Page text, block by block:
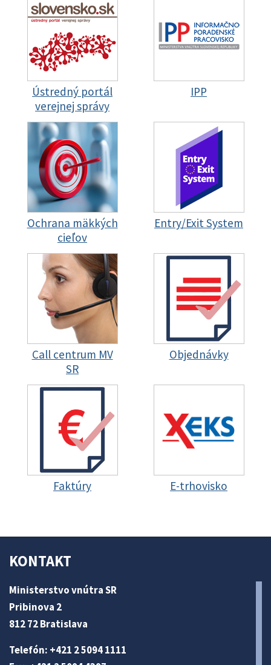
Ústredný portál
verejnej správy
IPP
Ochrana mäkkých
cieľov
Entry/Exit System
Call centrum MV
SR
Objednávky
Faktúry E-trhovisko
KONTAKT
Ministerstvo vnútra SR
Pribinova 2
812 72 Bratislava
Telefón: +421 2 5094 1111